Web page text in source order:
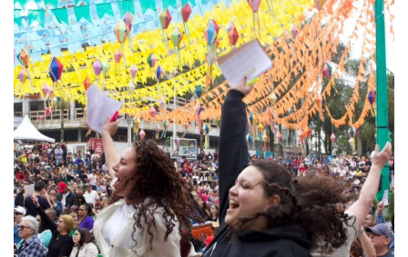
07/08/2026 | 07:00
Navegantes conquista nota A+ na Capag do Tesouro Nacional
ITAJAÍ